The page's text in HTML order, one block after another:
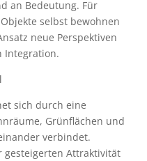
an Bedeutung. Für
selbst bewohnen
neue Perspektiven
Integration.
sich durch eine
Grünflächen und
verbindet.
gesteigerten Attraktivität